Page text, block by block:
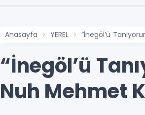
Anasayfa YEREL “İnegöl’ü
“İnegöl’ü
Nuh Mehmet